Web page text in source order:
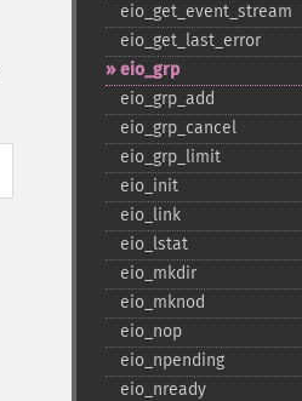
eio_​get_​event_​stream
eio_​get_​last_​error
eio_​grp
eio_​grp_​add
eio_​grp_​cancel
eio_​grp_​limit
eio_​init
eio_​link
eio_​lstat
eio_​mkdir
eio_​mknod
eio_​nop
eio_​npending
eio_​nready